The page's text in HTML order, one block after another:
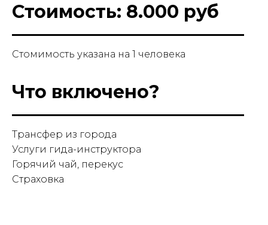
Стоимость: 8.000 руб
Стомимость указана на 1 человека
Что включено?
Трансфер из города
Услуги гида-инструктора
Горячий чай, перекус
Страховка